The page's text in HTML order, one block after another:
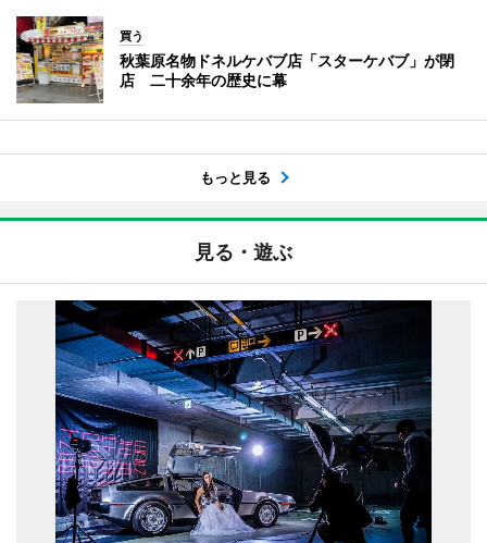
買う
秋葉原名物ドネルケバブ店「スターケバブ」が閉
店 二十余年の歴史に幕
もっと見る
見る・遊ぶ